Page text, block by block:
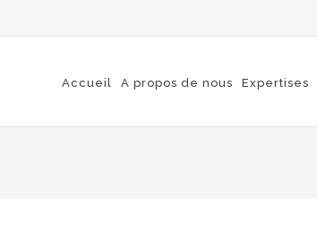
Accueil A propos de nous Expertises